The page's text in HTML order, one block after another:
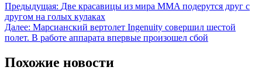
Предыдущая: Две красавицы из мира MMA подерутся друг с
другом на голых кулаках
Далее: Марсианский вертолет Ingenuity совершил шестой
полет. В работе аппарата впервые произошел сбой
Похожие новости